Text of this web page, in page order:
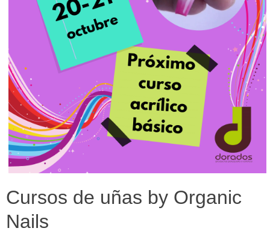
Cursos de uñas by Organic
Nails